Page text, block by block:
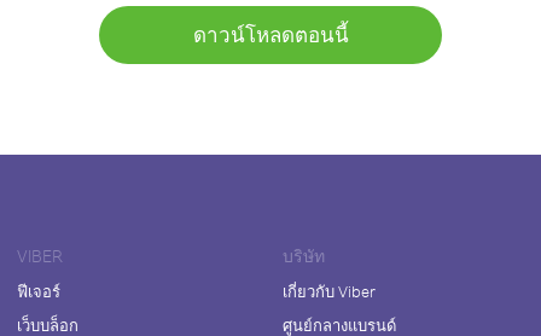
ดาวน์โหลดตอนนี้
VIBER
ฟีเจอร์
เว็บบล็อก
บริษัท
เกี่ยวกับ Viber
ศูนย์กลางแบรนด์